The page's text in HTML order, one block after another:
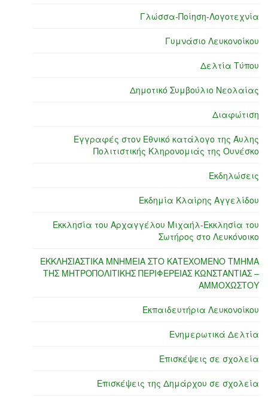
Γλώσσα-Ποίηση-Λογοτεχνία
Γυμνάσιο Λευκονοίκου
Δελτία Τύπου
Δημοτικό Συμβούλιο Νεολαίας
Διαφώτιση
Εγγραφές στον Εθνικό κατάλογο της Άυλης
Πολιτιστικής Κληρονομιάς της Ουνέσκο
Εκδηλώσεις
Εκδημία Κλαίρης Αγγελίδου
Εκκλησία του Αρχαγγέλου Μιχαήλ-Εκκλησία του
Σωτήρος στο Λευκόνοικο
ΕΚΚΛΗΣΙΑΣΤΙΚΑ ΜΝΗΜΕΙΑ ΣΤΟ ΚΑΤΕΧΟΜΕΝΟ ΤΜΗΜΑ
ΤΗΣ ΜΗΤΡΟΠΟΛΙΤΙΚΗΣ ΠΕΡΙΦΕΡΕΙΑΣ ΚΩΝΣΤΑΝΤΙΑΣ –
ΑΜΜΟΧΩΣΤΟΥ
Εκπαιδευτήρια Λευκονοίκου
Ενημερωτικά Δελτία
Επισκέψεις σε σχολεία
Επισκέψεις της Δημάρχου σε σχολεία